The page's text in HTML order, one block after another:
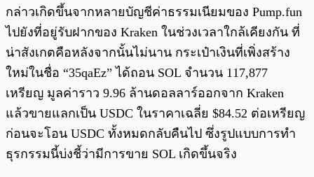
กล่าวเกิดขึ้นจากหลายบัญชีค่าธรรมเนียมของ Pump.fun
ไปยังที่อยู่รับฝากของ Kraken ในช่วงเวลาใกล้เคียงกัน ที่
น่าสังเกตคือหลังจากนั้นไม่นาน กระเป๋าเงินที่เพิ่งสร้าง
ใหม่ในชื่อ “35qaEz” ได้ถอน SOL จำนวน 117,877
เหรียญ มูลค่าราว 9.96 ล้านดอลลาร์ออกจาก Kraken
แล้วขายแลกเป็น USDC ในราคาเฉลี่ย $84.52 ต่อเหรียญ
ก่อนจะโอน USDC ทั้งหมดกลับคืนไป ซึ่งรูปแบบการทำ
ธุรกรรมนี้บ่งชี้ว่ามีการขาย SOL เกิดขึ้นจริง